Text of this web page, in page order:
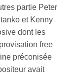
partie Peter
et Kenny
dont les
free
préconisée
avait